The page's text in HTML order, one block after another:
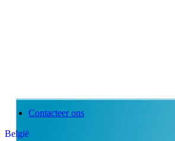
Contacteer ons
België